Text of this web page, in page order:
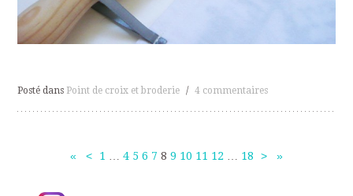
Posté dans Point de croix et broderie / 4 commentaires
Navigation
« < 1 … 4 5 6 7 8 9 10 11 12 … 18 > »